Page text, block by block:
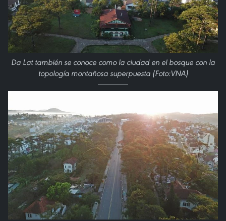
Da Lat también se conoce como la ciudad en el bosque con la
topología montañosa superpuesta (Foto:VNA)